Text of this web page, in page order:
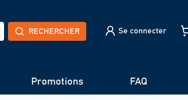
RECHERCHER Se connecter
Promotions FAQ